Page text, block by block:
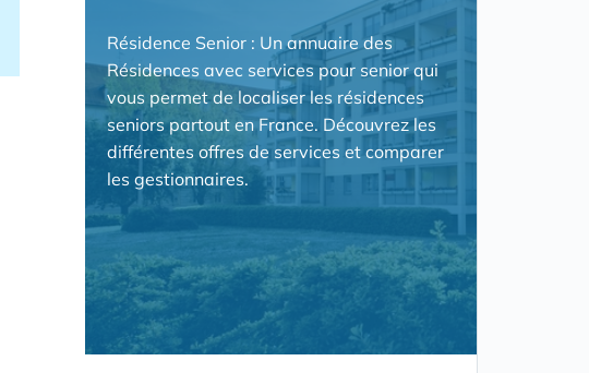
Résidence Senior : Un annuaire des
Résidences avec services pour senior qui
vous permet de localiser les résidences
seniors partout en France. Découvrez les
différentes offres de services et comparer
les gestionnaires.